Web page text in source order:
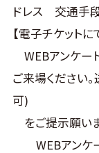
ドレス 交通手
【電子チケット
WEBアンケー
ご来場ください
可)
をご提示願いま
WEBアンケ